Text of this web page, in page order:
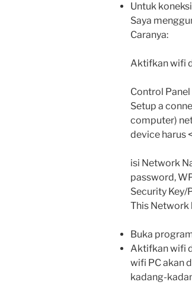
Untuk
Saya
Caranya:
Aktifkan wifi
Control
Setup a
computer)
device harus
isi Network
password,
Security Key/
This Network
Buka
Aktifkan wifi
wifi PC akan
kadang-